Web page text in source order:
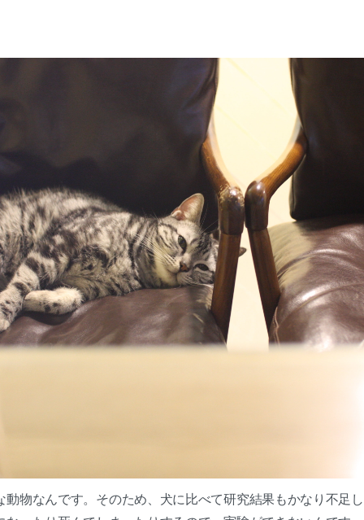
動物なんです。そのため、犬に比べて研究結果もかなり不足